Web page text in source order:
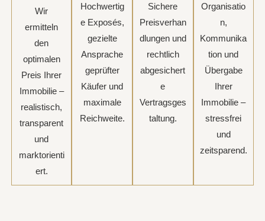
Wir
ermitteln
den
optimalen
Preis Ihrer
Immobilie –
realistisch,
transparent
und
marktorienti
ert.
Hochwertig
e Exposés,
gezielte
Ansprache
geprüfter
Käufer und
maximale
Reichweite.
Sichere
Preisverhan
dlungen und
rechtlich
abgesichert
e
Vertragsges
taltung.
Organisatio
n,
Kommunika
tion und
Übergabe
Ihrer
Immobilie –
stressfrei
und
zeitsparend.